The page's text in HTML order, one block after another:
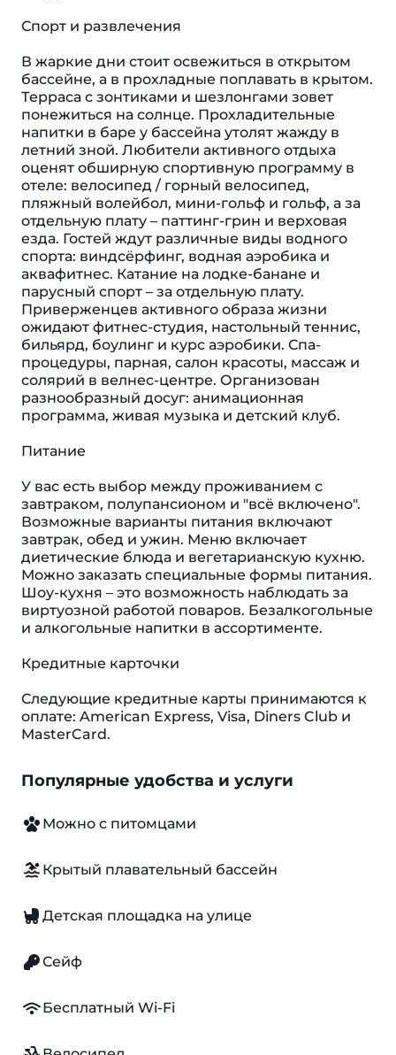
Спорт и развлечения
В жаркие дни стоит освежиться в открытом
бассейне, а в прохладные поплавать в крытом.
Терраса с зонтиками и шезлонгами зовет
понежиться на солнце. Прохладительные
напитки в баре у бассейна утолят жажду в
летний зной. Любители активного отдыха
оценят обширную спортивную программу в
отеле: велосипед / горный велосипед,
пляжный волейбол, мини-гольф и гольф, а за
отдельную плату – паттинг-грин и верховая
езда. Гостей ждут различные виды водного
спорта: виндсёрфинг, водная аэробика и
аквафитнес. Катание на лодке-банане и
парусный спорт – за отдельную плату.
Приверженцев активного образа жизни
ожидают фитнес-студия, настольный теннис,
бильярд, боулинг и курс аэробики. Спа-
процедуры, парная, салон красоты, массаж и
солярий в велнес-центре. Организован
разнообразный досуг: анимационная
программа, живая музыка и детский клуб.
Питание
У вас есть выбор между проживанием с
завтраком, полупансионом и "всё включено".
Возможные варианты питания включают
завтрак, обед и ужин. Меню включает
диетические блюда и вегетарианскую кухню.
Можно заказать специальные формы питания.
Шоу-кухня – это возможность наблюдать за
виртуозной работой поваров. Безалкогольные
и алкогольные напитки в ассортименте.
Кредитные карточки
Следующие кредитные карты принимаются к
оплате: American Express, Visa, Diners Club и
MasterCard.
Популярные удобства и услуги
Можно с питомцами
Крытый плавательный бассейн
Детская площадка на улице
Сейф
Бесплатный Wi-Fi